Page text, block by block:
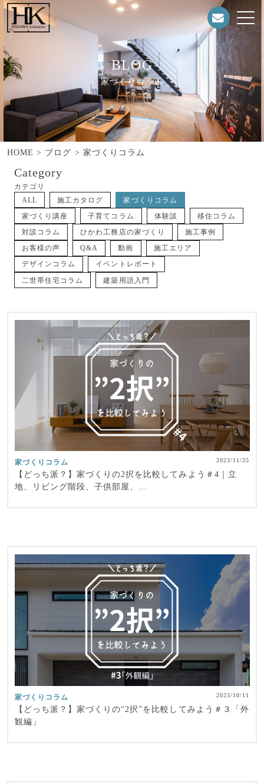
BLOG
家づくりコラム
HOME > ブログ > 家づくりコラム
Category
カテゴリ
ALL
施工カタログ
家づくりコラム
家づくり講座
子育てコラム 体験談
移住コラム
対談コラム
ひかわ工務店の家づくり
施工事例
お客様の声
Q&A 動画
施工エリア
デザインコラム
イベントレポート
二世帯住宅コラム
建築用語入門
家づくりコラム 2023/11/25
【どっち派？】家づくりの2択を比較してみよう＃4｜立
地、リビング階段、子供部屋、…
家づくりコラム 2023/10/11
【どっち派？】家づくりの“2択”を比較してみよう＃３「外
観編」